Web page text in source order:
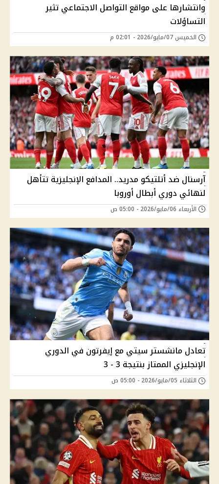
وانتشارها على مواقع التواصل الاجتماعي تثير
التساؤلات
الخميس 07/مايو/2026 - 02:01 م
آرسنال ضد أتلتيكو مدريد.. المدافع الإنجليزية تتأهل
لنهائي دوري أبطال أوروبا
الأربعاء 06/مايو/2026 - 05:00 ص
تعادل مانشستر سيتي مع إيفرتون في الدوري
الإنجليزي الممتاز بنتيجة 3 - 3
الثلاثاء 05/مايو/2026 - 05:00 ص